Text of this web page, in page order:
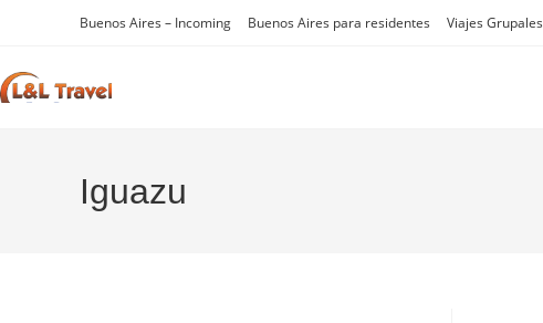
Buenos Aires – Incoming Buenos Aires para residentes Viajes Grupales
Iguazu